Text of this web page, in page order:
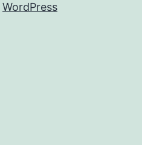
WordPress